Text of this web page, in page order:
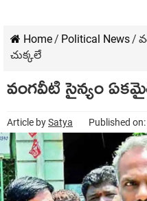
Home/ Political News/
చుక్క‌లే
వంగ‌వీటి సైన్యం
Article bySatya Published